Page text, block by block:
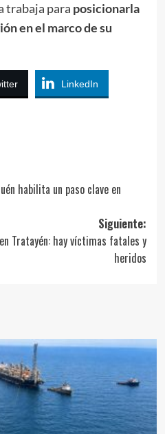
trabaja para posicionarla
en el marco de su
LinkedIn
habilita un paso clave en
Siguiente:
Tratayén: hay víctimas fatales y
heridos